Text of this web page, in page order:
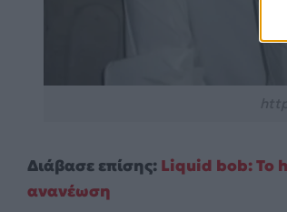
Διάβασε επίσης: Liquid bob: Το
ανανέωση